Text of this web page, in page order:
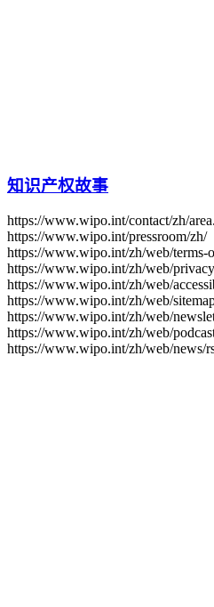
知识产权故事
https://www.wipo.int/contact/zh/
https://www.wipo.int/pressroom/zh/
https://www.wipo.int/zh/web/terms-
https://www.wipo.int/zh/web/
https://www.wipo.int/zh/web/
https://www.wipo.int/zh/web/
https://www.wipo.int/zh/web/
https://www.wipo.int/zh/web/
https://www.wipo.int/zh/web/news/